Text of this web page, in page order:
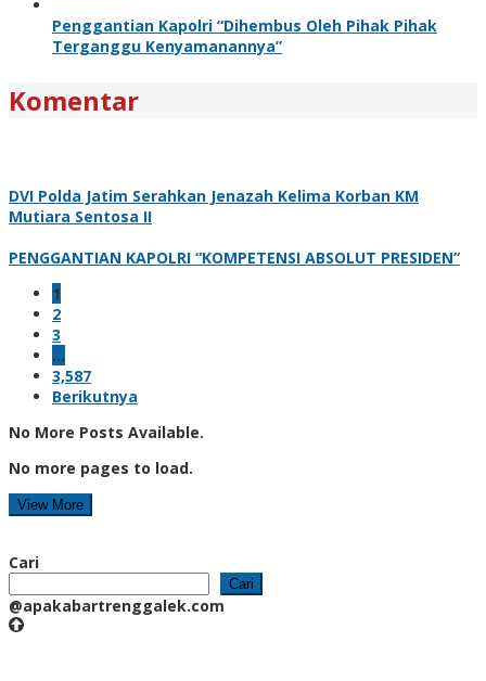
Penggantian Kapolri “Dihembus Oleh Pihak Pihak
Terganggu Kenyamanannya”
Komentar
DVI Polda Jatim Serahkan Jenazah Kelima Korban KM
Mutiara Sentosa II
PENGGANTIAN KAPOLRI “KOMPETENSI ABSOLUT PRESIDEN”
1
2
3
…
3,587
Berikutnya
No More Posts Available.
No more pages to load.
View More
Cari
Cari
@apakabartrenggalek.com